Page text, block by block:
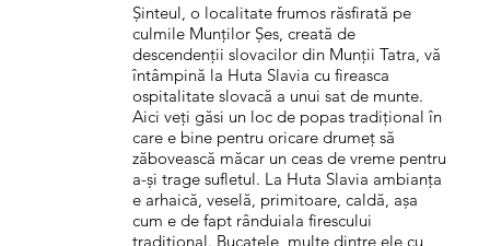
Șinteul, o localitate frumos răsfirată pe
culmile Munților Șes, creată de
descendenții slovacilor din Munții Tatra, vă
întâmpină la Huta Slavia cu fireasca
ospitalitate slovacă a unui sat de munte.
Aici veți găsi un loc de popas tradițional în
care e bine pentru oricare drumeț să
zăbovească măcar un ceas de vreme pentru
a-și trage sufletul. La Huta Slavia ambianța
e arhaică, veselă, primitoare, caldă, așa
cum e de fapt rânduiala firescului
tradițional. Bucatele, multe dintre ele cu